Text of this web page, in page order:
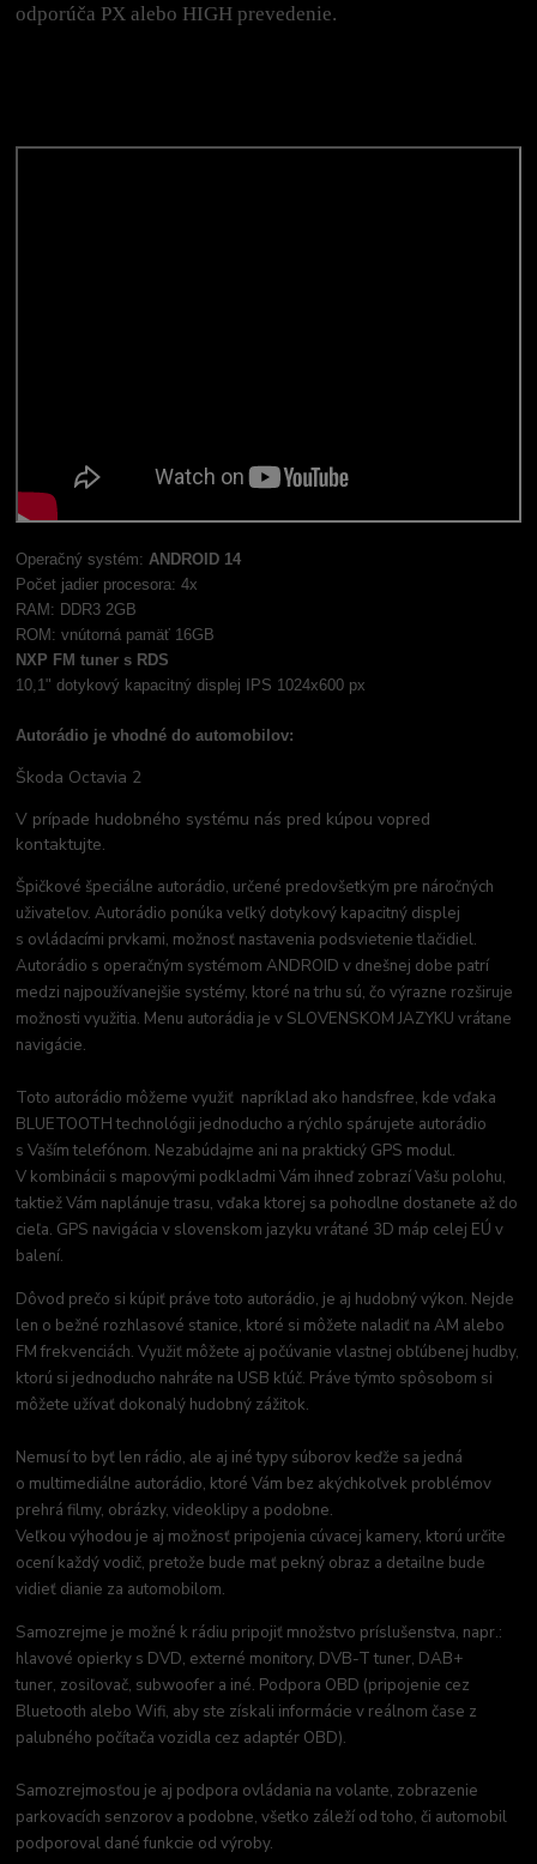
odporúča PX alebo HIGH prevedenie.
Operačný systém:ANDROID 14
Počet jadier procesora: 4x
RAM: DDR3 2GB
ROM: vnútorná pamäť 16GB
NXP FM tuner s RDS
10,1" dotykový kapacitný displej IPS 1024x600 px
Autorádio je vhodné do automobilov:
Škoda Octavia 2
V prípade hudobného systému nás pred kúpou vopred
kontaktujte.
Špičkové špeciálne autorádio, určené predovšetkým pre náročných
uživateľov. Autorádio ponúka veľký dotykový kapacitný displej
s ovládacími prvkami, možnosť nastavenia podsvietenie tlačidiel.
Autorádio s operačným systémom ANDROID v dnešnej dobe patrí
medzi najpoužívanejšie systémy, ktoré na trhu sú, čo výrazne rozširuje
možnosti využitia. Menu autorádia je v SLOVENSKOM JAZYKU vrátane
navigácie.
Toto autorádio môžeme využiť napríklad ako handsfree, kde vďaka
BLUETOOTH technológii jednoducho a rýchlo spárujete autorádio
s Vaším telefónom. Nezabúdajme ani na praktický GPS modul.
V kombinácii s mapovými podkladmi Vám ihneď zobrazí Vašu polohu,
taktiež Vám naplánuje trasu, vďaka ktorej sa pohodlne dostanete až do
cieľa. GPS navigácia v slovenskom jazyku vrátané 3D máp celej EÚ v
balení.
Dôvod prečo si kúpiť práve toto autorádio, je aj hudobný výkon. Nejde
len o bežné rozhlasové stanice, ktoré si môžete naladiť na AM alebo
FM frekvenciách. Využiť môžete aj počúvanie vlastnej obľúbenej hudby,
ktorú si jednoducho nahráte na USB kľúč. Práve týmto spôsobom si
môžete užívať dokonalý hudobný zážitok.
Nemusí to byť len rádio, ale aj iné typy súborov keďže sa jedná
o multimediálne autorádio, ktoré Vám bez akýchkoľvek problémov
prehrá filmy, obrázky, videoklipy a podobne.
Veľkou výhodou je aj možnosť pripojenia cúvacej kamery, ktorú určite
ocení každý vodič, pretože bude mať pekný obraz a detailne bude
vidieť dianie za automobilom.
Samozrejme je možné k rádiu pripojiť množstvo príslušenstva, napr.:
hlavové opierky s DVD, externé monitory, DVB-T tuner, DAB+
tuner, zosiľovač, subwoofer a iné. Podpora OBD (pripojenie cez
Bluetooth alebo Wifi, aby ste získali informácie v reálnom čase z
palubného počítača vozidla cez adaptér OBD).
Samozrejmosťou je aj podpora ovládania na volante, zobrazenie
parkovacích senzorov a podobne, všetko záleží od toho, či automobil
podporoval dané funkcie od výroby.